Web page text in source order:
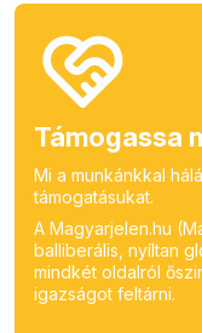
Támogassa
Mi a munkánkkal
támogatásukat.
A Magyarjelen.hu
balliberális, nyíltan
mindkét oldalról
igazságot feltárni.